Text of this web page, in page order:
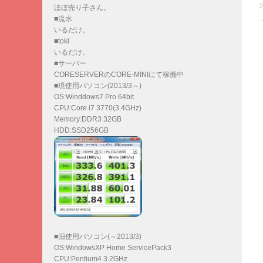
ほぼ売り子さん。
■流水
いるだけ。
■toki
いるだけ。
■サーバー
CORESERVERのCORE-MINIにて稼働中
■現使用パソコン(2013/3～)
OS:Winddows7 Pro 64bit
CPU:Core i7 3770(3.4GHz)
Memory:DDR3 32GB
HDD:SSD256GB
■旧使用パソコン(～2013/3)
OS:WindowsXP Home ServicePack3
CPU:Pentium4 3.2GHz